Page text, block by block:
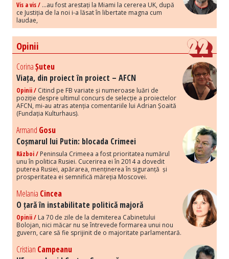
Vis a vis / ...au fost arestați la Miami la cererea UK, după
ce Justiția de la noi i-a lăsat în libertate magna cum
laudae,
Opinii
CorinaȘuteu
Viața, din proiect în proiect – AFCN
Opinii / Citind pe FB variate și numeroase luări de
poziție despre ultimul concurs de selecție a proiectelor
AFCN, mi-au atras atenția comentariile lui Adrian Șoaită
(Fundația Kulturhaus).
Armand Gosu
Coșmarul lui Putin: blocada Crimeei
Război / Peninsula Crimeea a fost prioritatea numărul
unu în politica Rusiei. Cucerirea ei în 2014 a dovedit
puterea Rusiei, apărarea, menținerea în siguranță și
prosperitatea ei semnifică măreția Moscovei.
Melania Cincea
O țară în instabilitate politică majoră
Opinii / La 70 de zile de la demiterea Cabinetului
Bolojan, nici măcar nu se întrevede formarea unui nou
guvern, care să fie sprijinit de o majoritate parlamentară.
Cristian Campeanu